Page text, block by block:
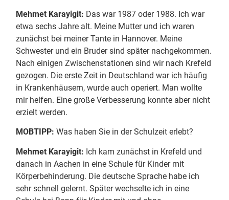
Mehmet Karayigit: Das war 1987 oder 1988. Ich war
etwa sechs Jahre alt. Meine Mutter und ich waren
zunächst bei meiner Tante in Hannover. Meine
Schwester und ein Bruder sind später nachgekommen.
Nach einigen Zwischenstationen sind wir nach Krefeld
gezogen. Die erste Zeit in Deutschland war ich häufig
in Krankenhäusern, wurde auch operiert. Man wollte
mir helfen. Eine große Verbesserung konnte aber nicht
erzielt werden.
MOBTIPP: Was haben Sie in der Schulzeit erlebt?
Mehmet Karayigit: Ich kam zunächst in Krefeld und
danach in Aachen in eine Schule für Kinder mit
Körperbehinderung. Die deutsche Sprache habe ich
sehr schnell gelernt. Später wechselte ich in eine